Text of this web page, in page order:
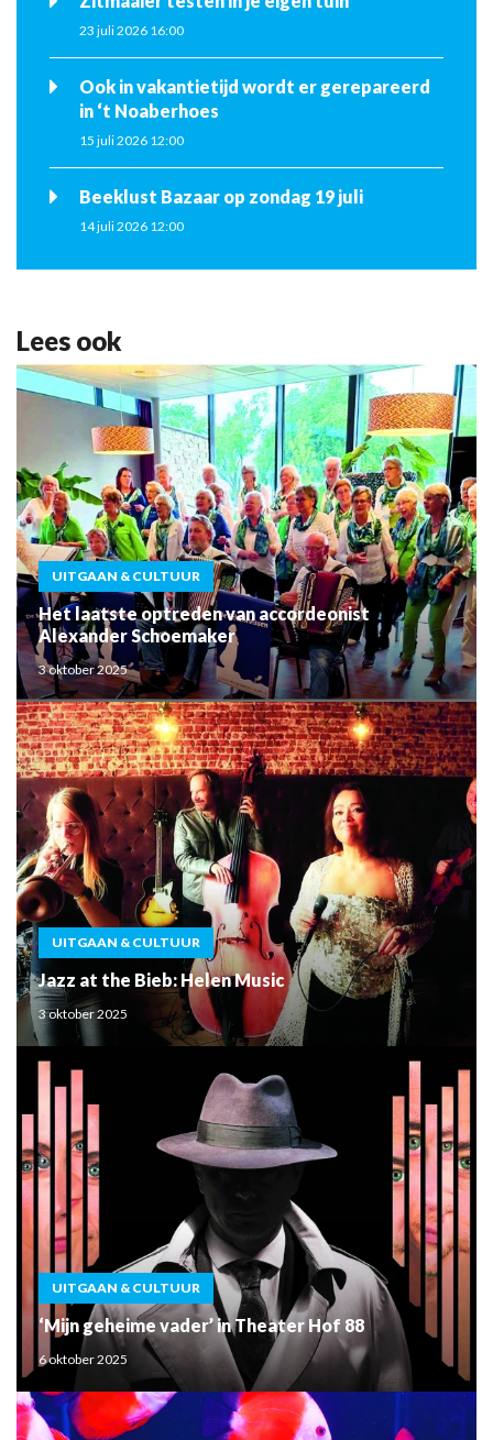
23 juli 2026 16:00
Ook in vakantietijd wordt er gerepareerd
in ‘t Noaberhoes
15 juli 2026 12:00
Beeklust Bazaar op zondag 19 juli
14 juli 2026 12:00
Lees ook
UITGAAN & CULTUUR
Het laatste optreden van accordeonist
Alexander Schoemaker
3 oktober 2025
UITGAAN & CULTUUR
Jazz at the Bieb: Helen Music
3 oktober 2025
UITGAAN & CULTUUR
‘Mijn geheime vader’ in Theater Hof 88
6 oktober 2025